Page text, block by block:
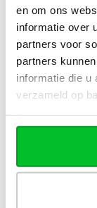
en om ons
informatie over
partners voor
partners
informatie die u
verzameld op